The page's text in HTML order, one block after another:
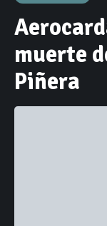
muerte
Piñera